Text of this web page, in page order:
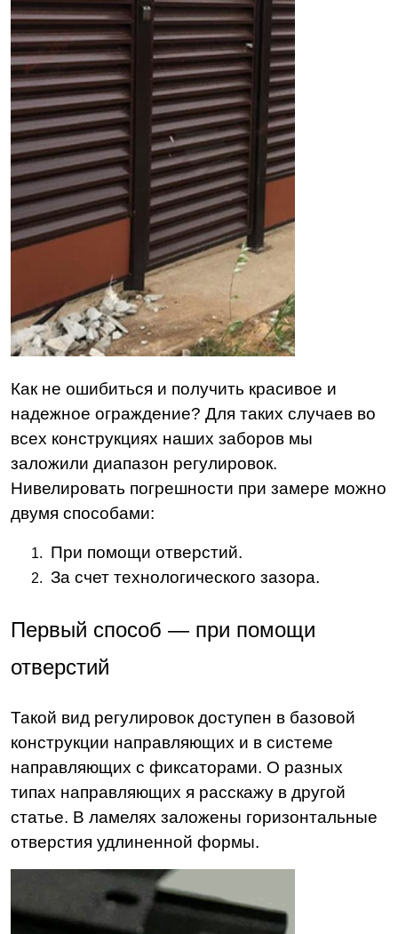
Как не ошибиться и получить красивое и
надежное ограждение? Для таких случаев во
всех конструкциях наших заборов мы
заложили диапазон регулировок.
Нивелировать погрешности при замере можно
двумя способами:
При помощи отверстий.
За счет технологического зазора.
Первый способ — при помощи
отверстий
Такой вид регулировок доступен в базовой
конструкции направляющих и в системе
направляющих с фиксаторами. О разных
типах направляющих я расскажу в другой
статье. В ламелях заложены горизонтальные
отверстия удлиненной формы.